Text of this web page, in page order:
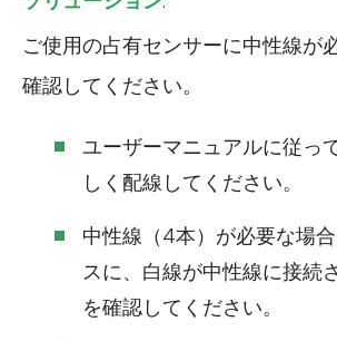
ご使用の占有センサーに中性線が
確認してください。
ユーザーマニュアルに従っ
しく配線してください。
中性線（4本）が必要な場
スに、白線が中性線に接続
を確認してください。